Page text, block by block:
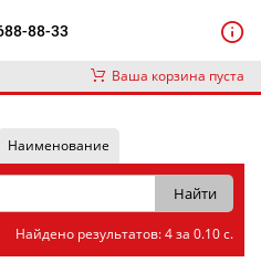
88-33
Ваша корзина пуста
Наименование
Найдено результатов: 4 за 0.10 с.